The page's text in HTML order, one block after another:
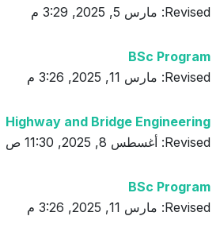
Revised: مارس 5, 2025, 3:29 م
BSc Program
Revised: مارس 11, 2025, 3:26 م
Highway and Bridge Engineering
Revised: أغسطس 8, 2025, 11:30 ص
BSc Program
Revised: مارس 11, 2025, 3:26 م